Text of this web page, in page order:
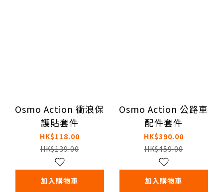
Osmo Action 衝浪保
護貼套件
HK$118.00
HK$139.00
加入購物車
Osmo Action 公路車
配件套件
HK$390.00
HK$459.00
加入購物車